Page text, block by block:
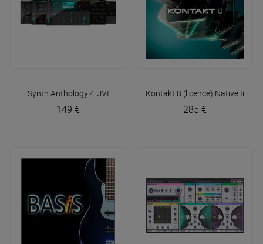
Synth Anthology 4 UVI
149 €
Kontakt 8 (licence) Native
285 €